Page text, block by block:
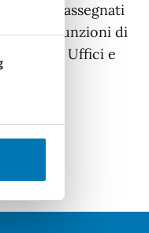
assegnati
le funzioni di
degli Uffici e